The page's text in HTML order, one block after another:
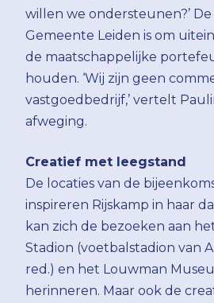
willen we ondersteunen?’
Gemeente Leiden is om
de maatschappelijke
houden. ‘Wij zijn geen
vastgoedbedrijf,’ vertelt
afweging.
Creatief met leegstand
De locaties van de
inspireren Rijskamp in haar
kan zich de bezoeken aan
Stadion (voetbalstadion van
red.) en het Louwman
herinneren. Maar ook de